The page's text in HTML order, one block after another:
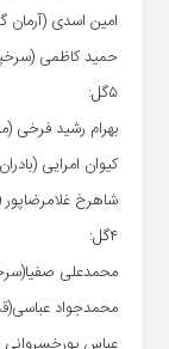
امین اسدی (آرمان
حمید کاظمی
۵گل:
بهرام رشید فرخی
کیوان امرایی
شاهرخ
۴گل:
محمدعلی
محمدجواد